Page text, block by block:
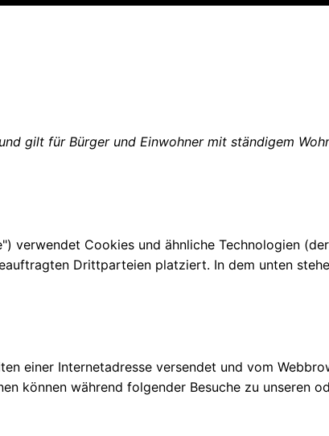
gilt für Bürger und Einwohner mit ständigem
verwendet Cookies und ähnliche Technologien
Drittparteien platziert. In dem unten
einer Internetadresse versendet und vom
können während folgender Besuche zu unseren